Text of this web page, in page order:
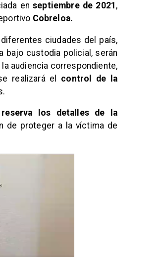
enseptiembre de 2021 ,
Cobreloa.
ciudades del país,
bajo custodia policial, serán
la audiencia correspondiente,
realizará el control de la
los detalles de la
de proteger a la víctima de